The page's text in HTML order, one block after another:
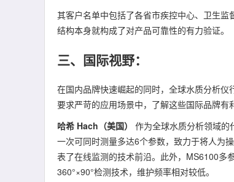
其客户名单中包括了各省市疾控中心、卫生
结构本身就构成了对产品可靠性的有力验证。
三、国际视野：
在国内品牌快速崛起的同时，全球水质分析
要求严苛的应用场景中，了解这些国际品牌有
哈希 Hach（美国）
作为全球水质分析领域
一次可同时测量多达6个参数，致力于将人为
表了在线监测的技术前沿。此外，MS6100多
360°×90°检测技术，维护频率相对较低。